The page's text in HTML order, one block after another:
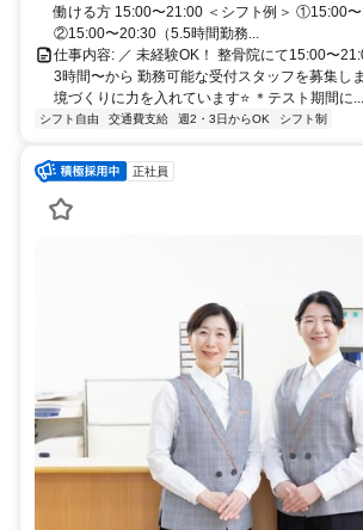
働ける方 15:00〜21:00 ＜シフト例＞ ①15:00〜
②15:00〜20:30（5.5時間勤務...
仕事内容: ／ 未経験OK！ 整骨院にて15:00〜
3時間〜から 勤務可能な受付スタッフを募集し
境づくりに力を入れています⭐️ ＊テスト期間に...
シフト自由 交通費支給 週2・3日からOK シフト制
正社員